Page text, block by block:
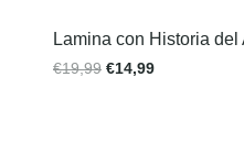
Lamina con Historia
€19,99 €14,99